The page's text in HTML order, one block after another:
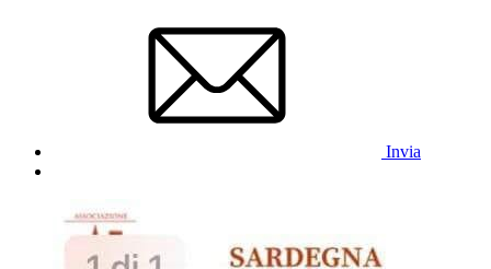
Invia